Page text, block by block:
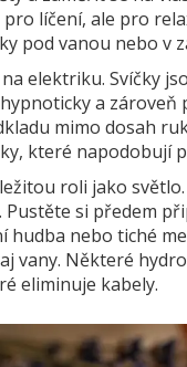
pro líčení, ale pro
pod vanou nebo v
elektriku. Svíčky
a
mimo dosah
které napodobují
roli jako
Pustěte si předem
hudba nebo tiché
vany. Některé
eliminuje kabely.